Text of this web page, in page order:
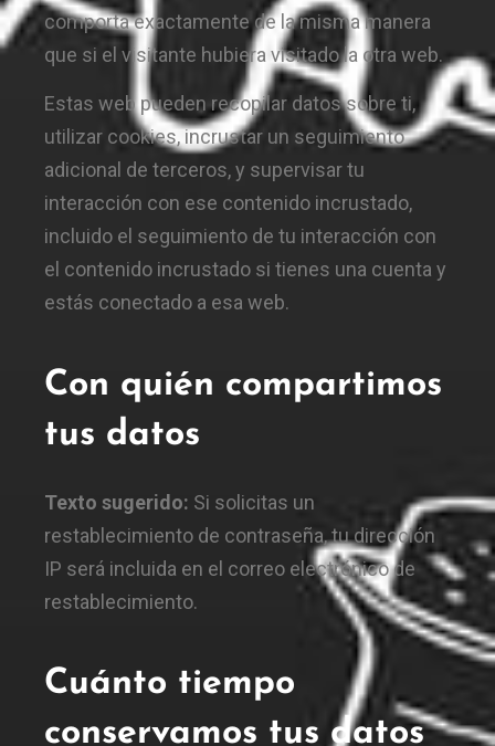
comporta exactamente de la misma manera
que si el visitante hubiera visitado la otra web.
Estas web pueden recopilar datos sobre ti,
utilizar cookies, incrustar un seguimiento
adicional de terceros, y supervisar tu
interacción con ese contenido incrustado,
incluido el seguimiento de tu interacción con
el contenido incrustado si tienes una cuenta y
estás conectado a esa web.
Con quién compartimos
tus datos
Texto sugerido: Si solicitas un
restablecimiento de contraseña, tu dirección
IP será incluida en el correo electrónico de
restablecimiento.
Cuánto tiempo
conservamos tus datos